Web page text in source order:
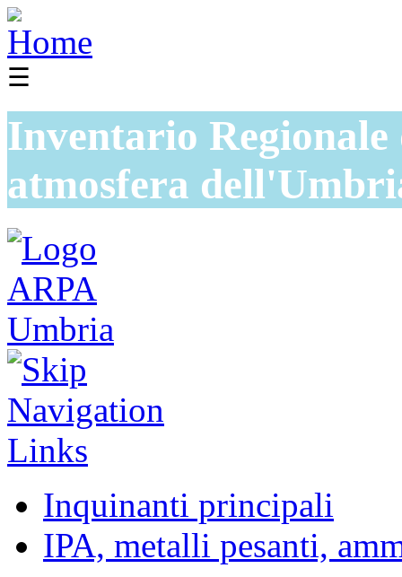
☰
Inventario
atmosfera
Inquinanti principali
IPA, metalli pesanti,